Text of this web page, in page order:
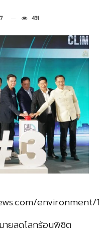
431
environment/
ยลดโลกร้อนพิชิต